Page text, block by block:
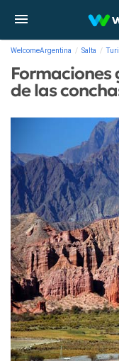
WelcomeArgentina Salta
de las